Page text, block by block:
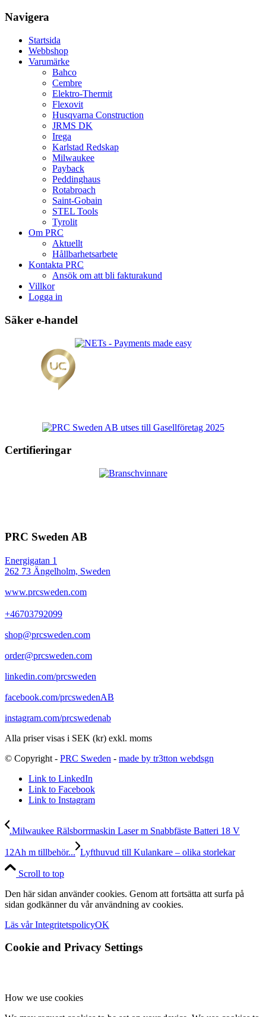
Navigera
Startsida
Webbshop
Varumärke
Bahco
Cembre
Elektro-Thermit
Flexovit
Husqvarna Construction
JRMS DK
Irega
Karlstad Redskap
Milwaukee
Payback
Peddinghaus
Rotabroach
Saint-Gobain
STEL Tools
Tyrolit
Om PRC
Aktuellt
Hållbarhetsarbete
Kontakta PRC
Ansök om att bli fakturakund
Villkor
Logga in
Säker e-handel
Certifieringar
PRC Sweden AB
Energigatan 1
262 73 Ängelholm, Sweden
www.prcsweden.com
+46703792099
shop@prcsweden.com
order@prcsweden.com
linkedin.com/prcsweden
facebook.com/prcswedenAB
instagram.com/prcswedenab
Alla priser visas i SEK (kr) exkl. moms
© Copyright - PRC Sweden - made by tr3tton webdsgn
Link to LinkedIn
Link to Facebook
Link to Instagram
.Milwaukee Rälsborrmaskin Laser m Snabbfäste Batteri 18 V
12Ah m tillbehör... Lyfthuvud till Kulankare – olika storlekar
Scroll to top
Den här sidan använder cookies. Genom att fortsätta att surfa på
sidan godkänner du vår användning av cookies.
Läs vår IntegritetspolicyOK
Cookie and Privacy Settings
How we use cookies